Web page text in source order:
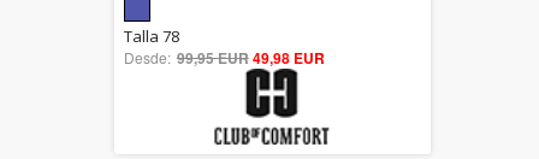
out of 5
Talla 78
Desde: 99,95 EUR49,98 EUR